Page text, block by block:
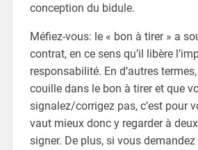
conception du bidule.
Méfiez-vous: le « bon à tirer » a
contrat, en ce sens qu’il libère
responsabilité. En d’autres
couille dans le bon à tirer et que
signalez/corrigez pas, c’est pour
vaut mieux donc y regarder à
signer. De plus, si vous demandez